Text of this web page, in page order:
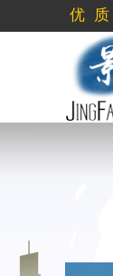
优